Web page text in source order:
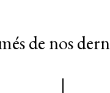
de nos